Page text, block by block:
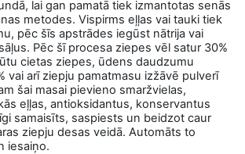
lai gan pamatā tiek izmantotas senās
metodes. Vispirms eļļas vai tauki tiek
pēc šīs apstrādes iegūst nātrija vai
Pēc šī procesa ziepes vēl satur 30%
cietas ziepes, ūdens daudzumu
vai arī ziepju pamatmasu izžāvē pulverī
šai masai pievieno smaržvielas,
eļļas, antioksidantus, konservantus
samaisīts, saspiests un beidzot caur
ziepju desas veidā. Automāts to
iesaiņo.